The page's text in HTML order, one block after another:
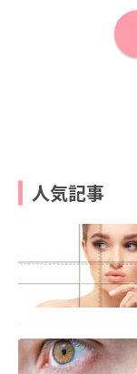
人気記事